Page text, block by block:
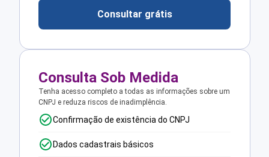
Consultar grátis
Consulta Sob Medida
Tenha acesso completo a todas as informações sobre um
CNPJ e reduza riscos de inadimplência.
Confirmação de existência do CNPJ
Dados cadastrais básicos